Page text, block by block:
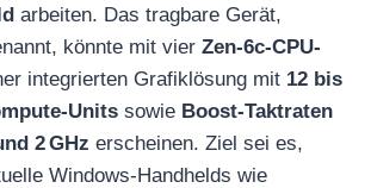
arbeiten. Das tragbare Gerät,
könnte mit vier Zen‑6c‑CPU-
integrierten Grafiklösung mit 12 bis
Units sowie Boost-Taktraten
2 GHz erscheinen. Ziel sei es,
Windows-Handhelds wie